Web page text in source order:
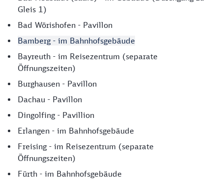
Gleis 1)
Bad Wörishofen - Pavillon
Bamberg - im Bahnhofsgebäude
Bayreuth - im Reisezentrum (separate
Öffnungszeiten)
Burghausen - Pavillon
Dachau - Pavillon
Dingolfing - Pavillion
Erlangen - im Bahnhofsgebäude
Freising - im Reisezentrum (separate
Öffnungszeiten)
Fürth - im Bahnhofsgebäude